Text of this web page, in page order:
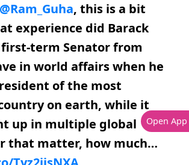
@Ram_Guha, this is a bit
experience did Barack
first-term Senator from
in world affairs when he
of the most
on earth, while it
up in multiple global
that matter, how much…
Open App